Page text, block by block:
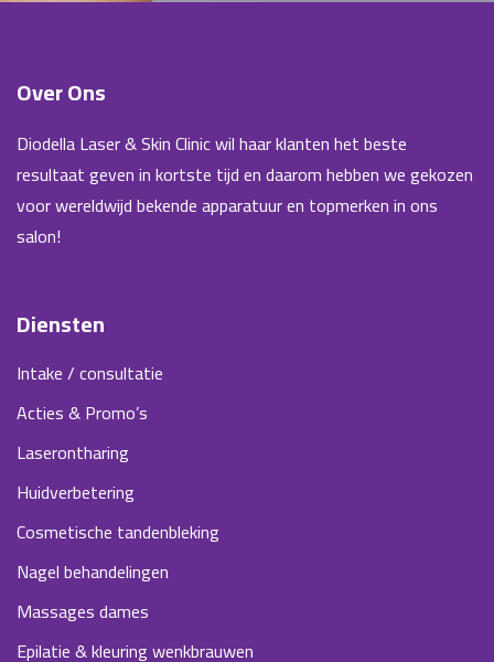
Over Ons
Diodella Laser & Skin Clinic wil haar klanten het beste
resultaat geven in kortste tijd en daarom hebben we gekozen
voor wereldwijd bekende apparatuur en topmerken in ons
salon!
Diensten
Intake / consultatie
Acties & Promo’s
Laserontharing
Huidverbetering
Cosmetische tandenbleking
Nagel behandelingen
Massages dames
Epilatie & kleuring wenkbrauwen